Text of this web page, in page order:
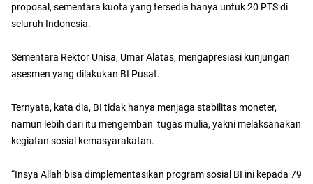
proposal, sementara kuota yang tersedia hanya untuk 20 PTS di
seluruh Indonesia.
Sementara Rektor Unisa, Umar Alatas, mengapresiasi kunjungan
asesmen yang dilakukan BI Pusat.
Ternyata, kata dia, BI tidak hanya menjaga stabilitas moneter,
namun lebih dari itu mengemban tugas mulia, yakni melaksanakan
kegiatan sosial kemasyarakatan.
“Insya Allah bisa dimplementasikan program sosial BI ini kepada 79